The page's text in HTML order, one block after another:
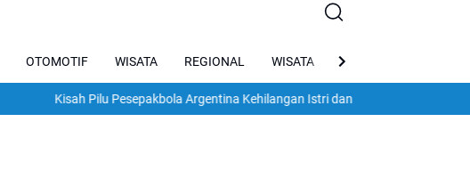
OTOMOTIF WISATA REGIONAL WISATA VIRAL
Kisah Pilu Pesepakbola Argentina Kehilangan Istri dan Dua Anak dalam Gempa